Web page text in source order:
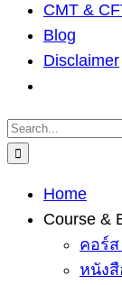
CMT &
Blog
Disclaimer
Search
for:
Home
Course &
คอร์ส
หนังสื